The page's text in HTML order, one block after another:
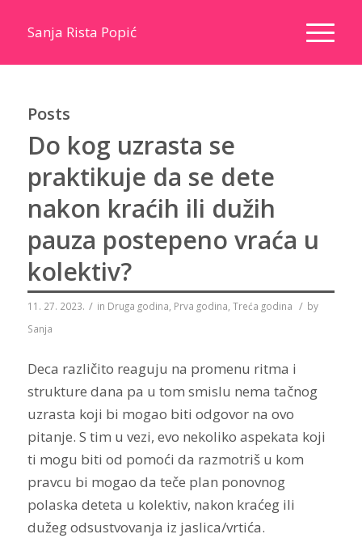
Sanja Rista Popić
Posts
Do kog uzrasta se
praktikuje da se dete
nakon kraćih ili dužih
pauza postepeno vraća u
kolektiv?
11. 27. 2023. / in Druga godina Prva godina Treća godina / by
Sanja
Deca različito reaguju na promenu ritma i
strukture dana pa u tom smislu nema tačnog
uzrasta koji bi mogao biti odgovor na ovo
pitanje. S tim u vezi, evo nekoliko aspekata koji
ti mogu biti od pomoći da razmotriš u kom
pravcu bi mogao da teče plan ponovnog
polaska deteta u kolektiv, nakon kraćeg ili
dužeg odsustvovanja iz jaslica/vrtića.